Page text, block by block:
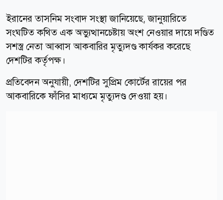
ইরানের তাসনিম সংবাদ সংস্থা জানিয়েছে, জানুয়ারিতে
সংঘটিত কথিত এক অভ্যুত্থানচেষ্টায় অংশ নেওয়ার দায়ে দণ্ডিত
সশস্ত্র নেতা আব্বাস আকবারির মৃত্যুদণ্ড কার্যকর করেছে
দেশটির কর্তৃপক্ষ।
প্রতিবেদন অনুযায়ী, দেশটির সুপ্রিম কোর্টের রায়ের পর
আকবারিকে ফাঁসির মাধ্যমে মৃত্যুদণ্ড দেওয়া হয়।